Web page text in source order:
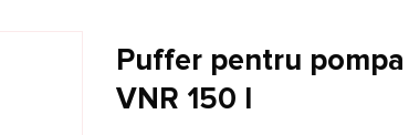
Puffer pentru
VNR 150 l